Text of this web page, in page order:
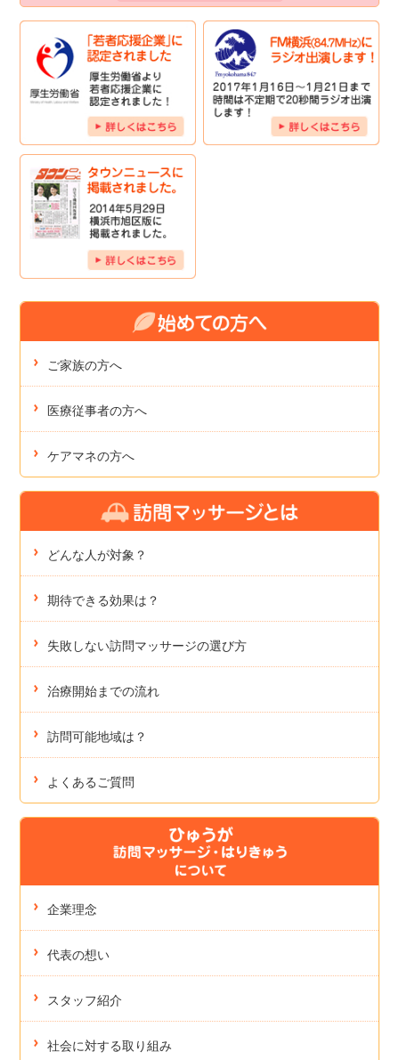
ご家族の方へ
医療従事者の方へ
ケアマネの方へ
どんな人が対象？
期待できる効果は？
失敗しない訪問マッサージの選び方
治療開始までの流れ
訪問可能地域は？
よくあるご質問
企業理念
代表の想い
スタッフ紹介
社会に対する取り組み